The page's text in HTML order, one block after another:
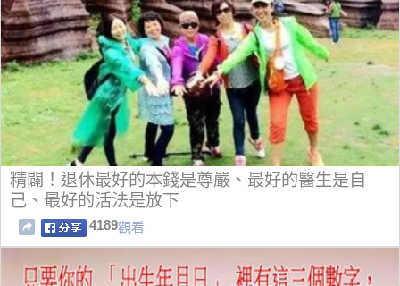
精闢！退休最好的本錢是尊嚴、最好的醫生是自
己、最好的活法是放下
4189觀看